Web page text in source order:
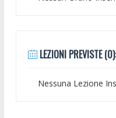
LEZIONI PREVISTE (0):
Nessuna Lezione